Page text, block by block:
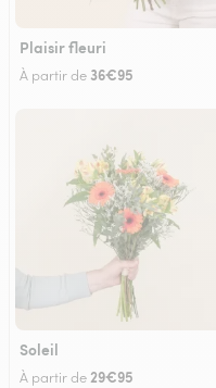
Plaisir fleuri
À partir de 36€95
Soleil
À partir de29€95